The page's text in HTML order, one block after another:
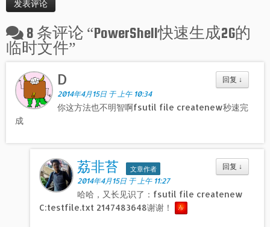
8 条评论 “PowerShell快速生成2G的
临时文件”
回复 ↓
D
2014年4月15日 于 上午 10:34
你这方法也不明智啊fsutil file createnew秒速完
成
回复 ↓
荔非苔
文章作者
2014年4月15日 于 上午 11:27
哈哈，又长见识了：fsutil file createnew
C:testfile.txt 2147483648谢谢！